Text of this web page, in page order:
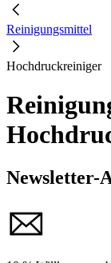
Reinigungsmittel
Hochdruckreiniger
Newsletter-